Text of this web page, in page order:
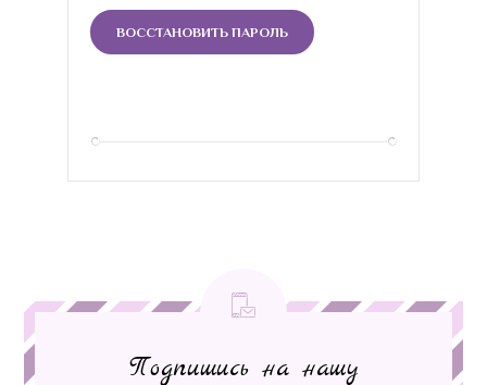
ВОССТАНОВИТЬ ПАРОЛЬ
Подпишись на нашу